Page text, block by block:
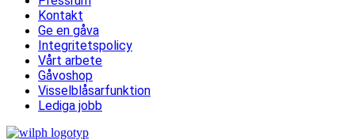
Kontakt
Ge en gåva
Integritetspolicy
Vårt arbete
Gåvoshop
Visselblåsarfunktion
Lediga jobb